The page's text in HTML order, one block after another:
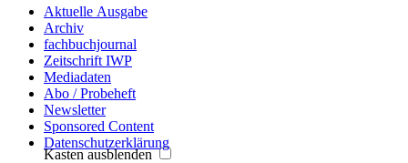
Aktuelle Ausgabe
Archiv
fachbuchjournal
Zeitschrift IWP
Mediadaten
Abo / Probeheft
Newsletter
Sponsored Content
Datenschutzerklärung
Kasten ausblenden